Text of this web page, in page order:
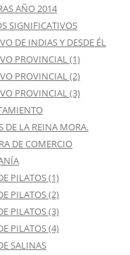
AÑO 2014
SIGNIFICATIVOS
DE INDIAS Y DESDE ÉL
PROVINCIAL (1)
PROVINCIAL (2)
PROVINCIAL (3)
DE LA REINA MORA.
DE COMERCIO
PILATOS (1)
PILATOS (2)
PILATOS (3)
PILATOS (4)
SALINAS